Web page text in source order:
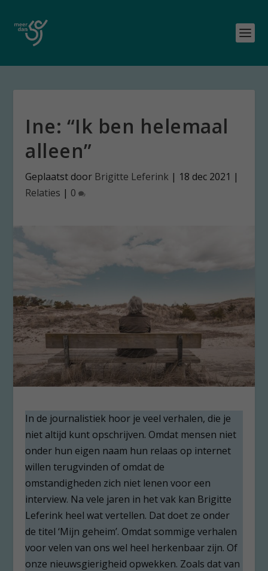
Ine: “Ik ben helemaal
alleen”
Geplaatst door Brigitte Leferink | 18 dec 2021 |
Relaties | 0
In de journalistiek hoor je veel verhalen, die je
niet altijd kunt opschrijven. Omdat mensen niet
onder hun eigen naam hun relaas op internet
willen terugvinden of omdat de
omstandigheden zich niet lenen voor een
interview. Na vele jaren in het vak kan Brigitte
Leferink heel wat vertellen. Dat doet ze onder
de titel ‘Mijn geheim’. Omdat sommige verhalen
voor velen van ons wel heel herkenbaar zijn. Of
onze nieuwsgierigheid opwekken. Zoals dat van